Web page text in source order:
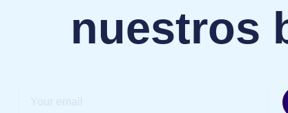
nuestros